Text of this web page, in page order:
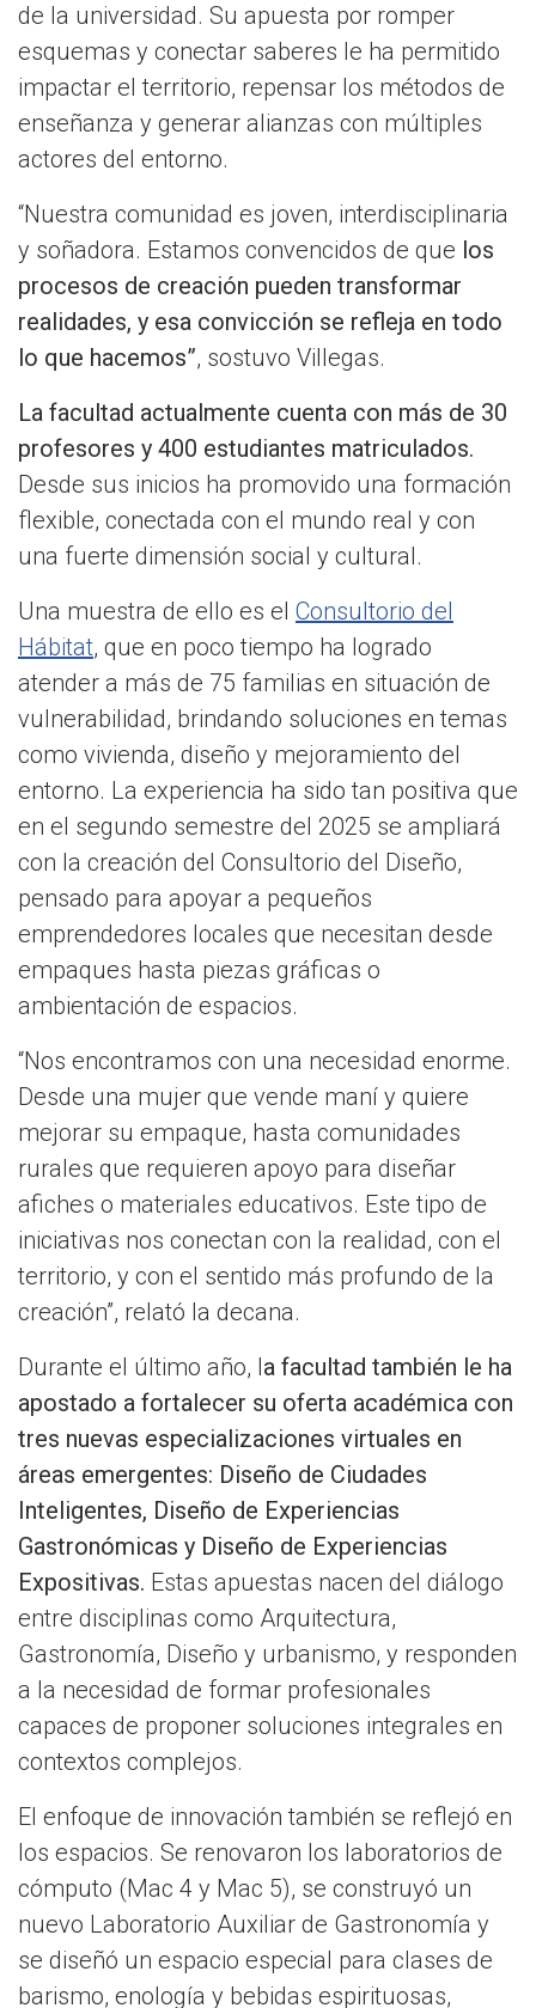
de la universidad. Su apuesta por romper
esquemas y conectar saberes le ha permitido
impactar el territorio, repensar los métodos de
enseñanza y generar alianzas con múltiples
actores del entorno.
“Nuestra comunidad es joven, interdisciplinaria
y soñadora. Estamos convencidos de que los
procesos de creación pueden transformar
realidades, y esa convicción se refleja en todo
lo que hacemos”, sostuvo Villegas.
La facultad actualmente cuenta con más de 30
profesores y 400 estudiantes matriculados.
Desde sus inicios ha promovido una formación
flexible, conectada con el mundo real y con
una fuerte dimensión social y cultural.
Una muestra de ello es el Consultorio del
Hábitat, que en poco tiempo ha logrado
atender a más de 75 familias en situación de
vulnerabilidad, brindando soluciones en temas
como vivienda, diseño y mejoramiento del
entorno. La experiencia ha sido tan positiva que
en el segundo semestre del 2025 se ampliará
con la creación del Consultorio del Diseño,
pensado para apoyar a pequeños
emprendedores locales que necesitan desde
empaques hasta piezas gráficas o
ambientación de espacios.
“Nos encontramos con una necesidad enorme.
Desde una mujer que vende maní y quiere
mejorar su empaque, hasta comunidades
rurales que requieren apoyo para diseñar
afiches o materiales educativos. Este tipo de
iniciativas nos conectan con la realidad, con el
territorio, y con el sentido más profundo de la
creación”, relató la decana.
Durante el último año, la facultad también le ha
apostado a fortalecer su oferta académica con
tres nuevas especializaciones virtuales en
áreas emergentes: Diseño de Ciudades
Inteligentes, Diseño de Experiencias
Gastronómicas y Diseño de Experiencias
Expositivas. Estas apuestas nacen del diálogo
entre disciplinas como Arquitectura,
Gastronomía, Diseño y urbanismo, y responden
a la necesidad de formar profesionales
capaces de proponer soluciones integrales en
contextos complejos.
El enfoque de innovación también se reflejó en
los espacios. Se renovaron los laboratorios de
cómputo (Mac 4 y Mac 5), se construyó un
nuevo Laboratorio Auxiliar de Gastronomía y
se diseñó un espacio especial para clases de
barismo, enología y bebidas espirituosas,